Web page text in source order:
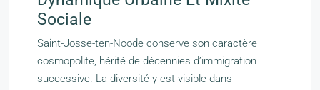
Sociale
Saint-Josse-ten-Noode conserve son caractère
cosmopolite, hérité de décennies d’immigration
successive. La diversité y est visible dans